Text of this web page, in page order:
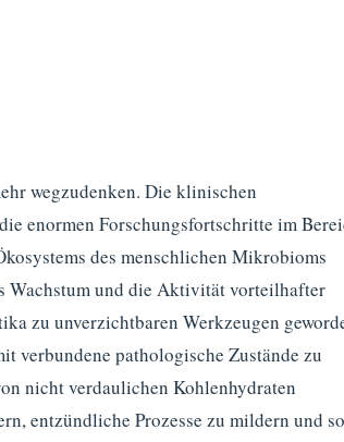
wegzudenken. Die klinischen
enormen Forschungsfortschritte im
des menschlichen Mikrobioms
Wachstum und die Aktivität vorteilhafter
zu unverzichtbaren Werkzeugen
verbundene pathologische Zustände zu
nicht verdaulichen Kohlenhydraten
entzündliche Prozesse zu mildern und